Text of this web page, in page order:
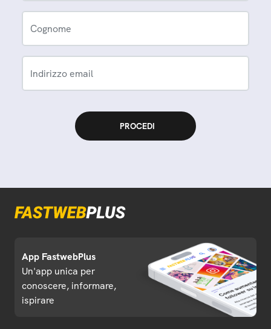
Cognome
Indirizzo email
App FastwebPlus
Un'app unica per
conoscere, informare,
ispirare